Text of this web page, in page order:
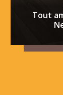
Tout